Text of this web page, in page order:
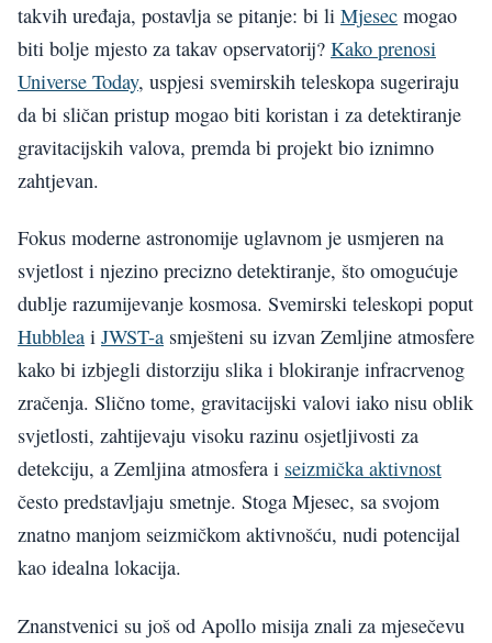
takvih uređaja, postavlja se pitanje: bi li Mjesec mogao
biti bolje mjesto za takav opservatorij? Kako prenosi
Universe Today, uspjesi svemirskih teleskopa sugeriraju
da bi sličan pristup mogao biti koristan i za detektiranje
gravitacijskih valova, premda bi projekt bio iznimno
zahtjevan.
Fokus moderne astronomije uglavnom je usmjeren na
svjetlost i njezino precizno detektiranje, što omogućuje
dublje razumijevanje kosmosa. Svemirski teleskopi poput
Hubblea i JWST-a smješteni su izvan Zemljine atmosfere
kako bi izbjegli distorziju slika i blokiranje infracrvenog
zračenja. Slično tome, gravitacijski valovi iako nisu oblik
svjetlosti, zahtijevaju visoku razinu osjetljivosti za
detekciju, a Zemljina atmosfera i seizmička aktivnost
često predstavljaju smetnje. Stoga Mjesec, sa svojom
znatno manjom seizmičkom aktivnošću, nudi potencijal
kao idealna lokacija.
Znanstvenici su još od Apollo misija znali za mjesečevu